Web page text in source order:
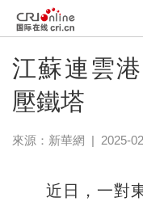
江蘇連雲
壓鐵塔
來源： 新華網 | 2025-
近日，一對東